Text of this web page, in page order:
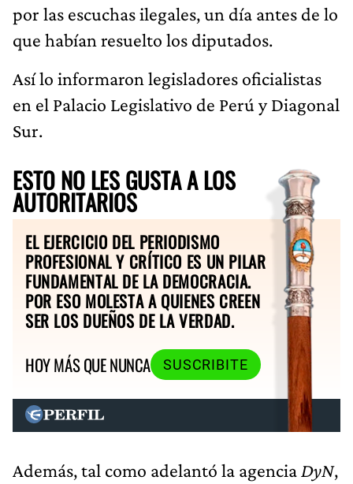
por las escuchas ilegales, un día antes de lo
que habían resuelto los diputados.
Así lo informaron legisladores oficialistas
en el Palacio Legislativo de Perú y Diagonal
Sur.
ESTO NO LES GUSTA A LOS
AUTORITARIOS
EL EJERCICIO DEL PERIODISMO
PROFESIONAL Y CRÍTICO ES UN PILAR
FUNDAMENTAL DE LA DEMOCRACIA.
POR ESO MOLESTA A QUIENES CREEN
SER LOS DUEÑOS DE LA VERDAD.
HOY MÁS QUE NUNCA
SUSCRIBITE
Además, tal como adelantó la agencia DyN,